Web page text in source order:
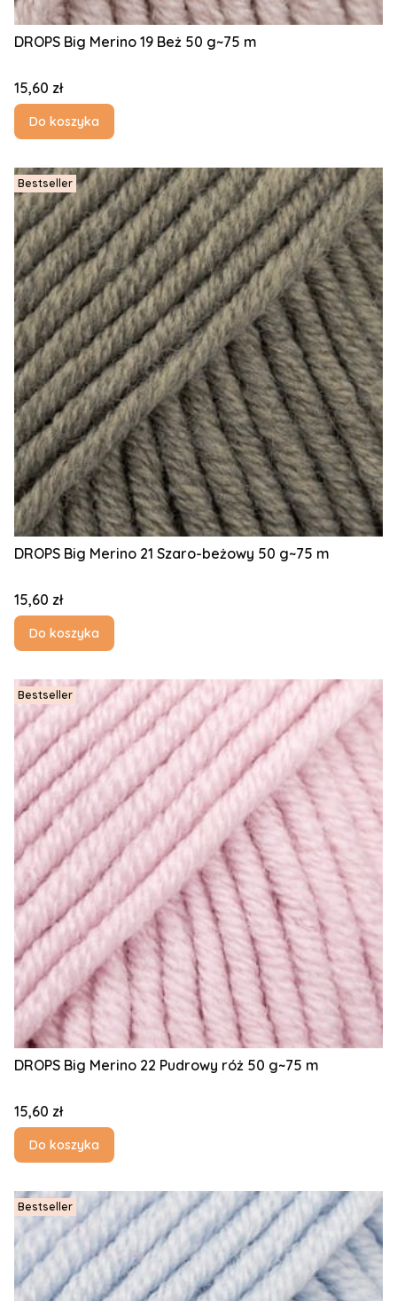
DROPS Big Merino 19 Beż 50 g~75 m
Cena
15,60 zł
Do koszyka
Bestseller
DROPS Big Merino 21 Szaro-beżowy 50 g~75 m
Cena
15,60 zł
Do koszyka
Bestseller
DROPS Big Merino 22 Pudrowy róż 50 g~75 m
Cena
15,60 zł
Do koszyka
Bestseller